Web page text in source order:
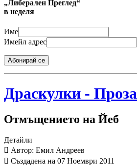
„Либерален Преглед“
в неделя
Име
Имейл адрес
Абонирай се
Драскулки - Проза
Отмъщението на Йеб
Детайли
Автор: Емил Андреев
Създадена на 07 Ноември 2011